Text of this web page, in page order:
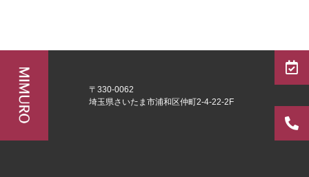
〒330-0062
埼玉県さいたま市浦和区仲町2-4-22-2F